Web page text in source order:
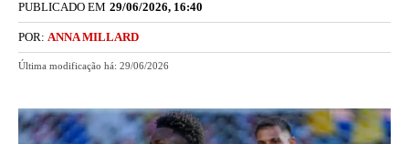
PUBLICADO EM 29/06/2026, 16:40
POR: ANNA MILLARD
Última modificação há: 29/06/2026